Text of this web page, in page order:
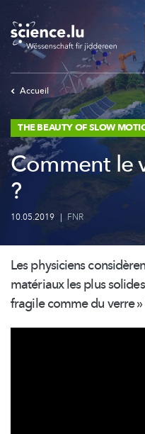
to
main
content
Accueil
THE BEAUTY OF SLOW
Comment le
?
10.05.2019 | FNR
Les physiciens
matériaux les plus
fragile comme du verre »